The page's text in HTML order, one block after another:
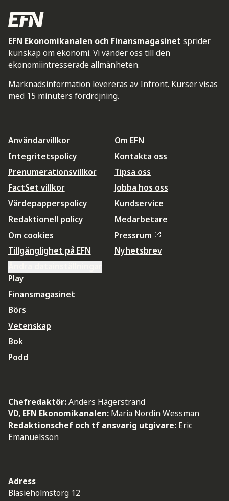
EFN Ekonomikanalen och Finansmagasinet sprider
kunskap om ekonomi. Vi vänder oss till den
ekonomiintresserade allmänheten.
Marknadsinformation levereras av Infront. Kurser visas
med 15 minuters fördröjning.
Användarvillkor
Integritetspolicy
Prenumerationsvillkor
FactSet villkor
Värdepapperspolicy
Redaktionell policy
Om cookies
Tillgänglighet på EFN
Om EFN
Kontakta oss
Tipsa oss
Jobba hos oss
Kundservice
Medarbetare
Pressrum
Nyhetsbrev
Play
Finansmagasinet
Börs
Vetenskap
Bok
Podd
Chefredaktör:Anders Hägerstrand
VD, EFN Ekonomikanalen: Maria Nordin Wessman
Redaktionschef och tf ansvarig utgivare: Eric
Emanuelsson
Adress
Blasieholmstorg 12